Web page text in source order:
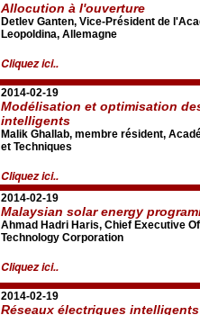
Allocution à l'ouverture
Detlev Ganten, Vice-Président de
Leopoldina, Allemagne
Cliquez ici..
2014-02-19
Modélisation et optimisation
intelligents
Malik Ghallab, membre résident,
et Techniques
Cliquez ici..
2014-02-19
Malaysian solar energy
Ahmad Hadri Haris, Chief Executive
Technology Corporation
Cliquez ici..
2014-02-19
Réseaux électriques